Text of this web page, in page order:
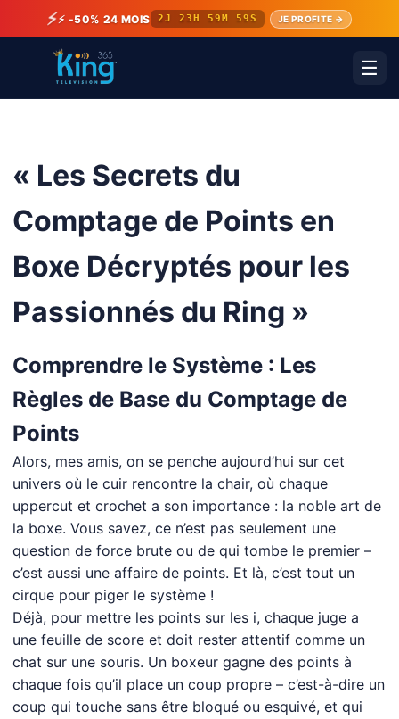
⚡⚡ -50% 24 MOIS 2J 23H 59M 59S JE PROFITE →
☰
« Les Secrets du
Comptage de Points en
Boxe Décryptés pour les
Passionnés du Ring »
Comprendre le Système : Les
Règles de Base du Comptage de
Points
Alors, mes amis, on se penche aujourd’hui sur cet
univers où le cuir rencontre la chair, où chaque
uppercut et crochet a son importance : la noble art de
la boxe. Vous savez, ce n’est pas seulement une
question de force brute ou de qui tombe le premier –
c’est aussi une affaire de points. Et là, c’est tout un
cirque pour piger le système !
Déjà, pour mettre les points sur les i, chaque juge a
une feuille de score et doit rester attentif comme un
chat sur une souris. Un boxeur gagne des points à
chaque fois qu’il place un coup propre – c’est-à-dire un
coup qui touche sans être bloqué ou esquivé, et qui